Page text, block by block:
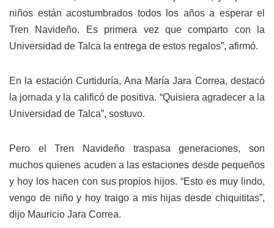
niños están acostumbrados todos los años a esperar el
Tren Navideño. Es primera vez que comparto con la
Universidad de Talca la entrega de estos regalos”, afirmó.
En la estación Curtiduría, Ana María Jara Correa, destacó
la jornada y la calificó de positiva. “Quisiera agradecer a la
Universidad de Talca”, sostuvo.
Pero el Tren Navideño traspasa generaciones, son
muchos quienes acuden a las estaciones desde pequeños
y hoy los hacen con sus propios hijos. “Esto es muy lindo,
vengo de niño y hoy traigo a mis hijas desde chiquititas”,
dijo Mauricio Jara Correa.